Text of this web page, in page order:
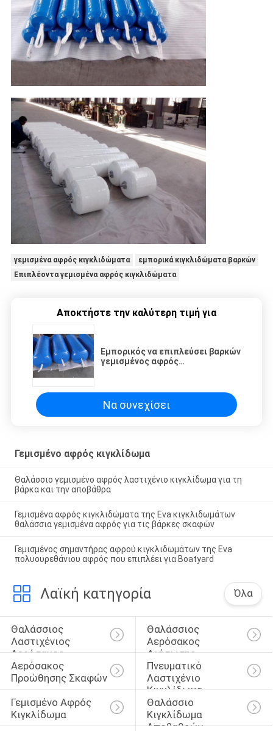
γεμισμένα αφρός κιγκλιδώματα
εμπορικά κιγκλιδώματα βαρκών
Επιπλέοντα γεμισμένα αφρός κιγκλιδώματα
Αποκτήστε την καλύτερη τιμή για
Εμπορικός να επιπλεύσει βαρκών
γεμισμένος αφρός
ενέργειας
Να συνεχίσει
Γεμισμένο αφρός κιγκλίδωμα
Θαλάσσιο γεμισμένο αφρός λαστιχένιο κιγκλίδωμα για τη
βάρκα και την αποβάθρα
Γεμισμένα αφρός κιγκλιδώματα της Eva κιγκλιδωμάτων
θαλάσσια γεμισμένα αφρός για τις βάρκες σκαφών
Γεμισμένος σημαντήρας αφρού κιγκλιδωμάτων της Eva
πολυουρεθάνιου αφρός που επιπλέει για Boatyard
Λαϊκή κατηγορία Όλα
Θαλάσσιος
Λαστιχένιος
Αερόσακος
Θαλάσσιος
Αερόσακος
Διάσωσης
Αερόσακος
Προώθησης Σκαφών
Πνευματικό
Λαστιχένιο
Κιγκλίδωμα
Γεμισμένο Αφρός
Κιγκλίδωμα
Θαλάσσιο
Κιγκλίδωμα
Αποβαθρών